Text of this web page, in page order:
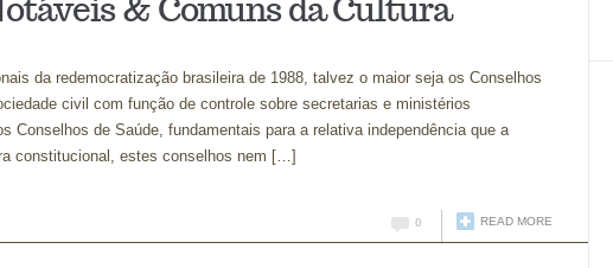
& Comuns da Cultura
da redemocratização brasileira de 1988, talvez o maior seja os Conselhos
civil com função de controle sobre secretarias e ministérios
Conselhos de Saúde, fundamentais para a relativa independência que a
constitucional, estes conselhos nem […]
READ MORE
0